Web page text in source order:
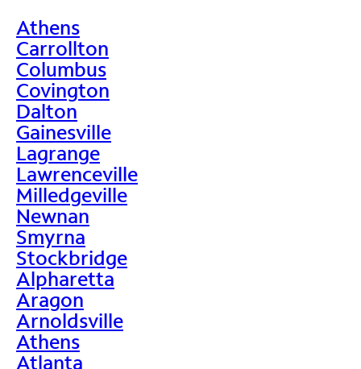
Athens
Carrollton
Columbus
Covington
Dalton
Gainesville
Lagrange
Lawrenceville
Milledgeville
Newnan
Smyrna
Stockbridge
Alpharetta
Aragon
Arnoldsville
Athens
Atlanta